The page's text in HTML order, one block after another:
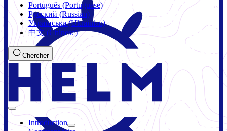
Português (Portuguese)
Русский (Russian)
Українська (Ukrainian)
中文 (Chinese)
Chercher
Introduction